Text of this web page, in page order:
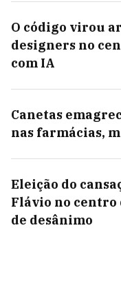
O código virou
designers no
com IA
Canetas
nas farmácias,
Eleição do
Flávio no centro
de desânimo